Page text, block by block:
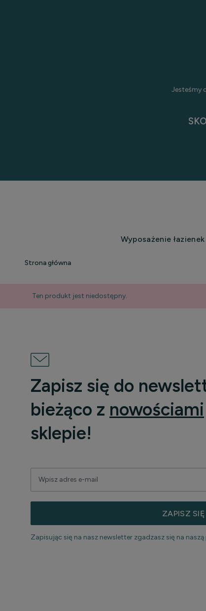
Jesteśmy
Wyposażenie łazienek
Strona główna
Ten produkt jest niedostępny.
Zapisz się do
bieżąco z nowościami
sklepie!
ZAPISZ SIĘ
Zapisując się na nasz newsletter zgadzasz się na naszą